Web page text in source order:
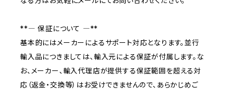
**― 保証について ―**
基本的にはメーカーによるサポート対応となります。並行
輸入品につきましては、輸入元による保証が付属します。な
お、メーカー、輸入代理店が提供する保証範囲を超える対
応（返金・交換等）はお受けできませんので、あらかじめご